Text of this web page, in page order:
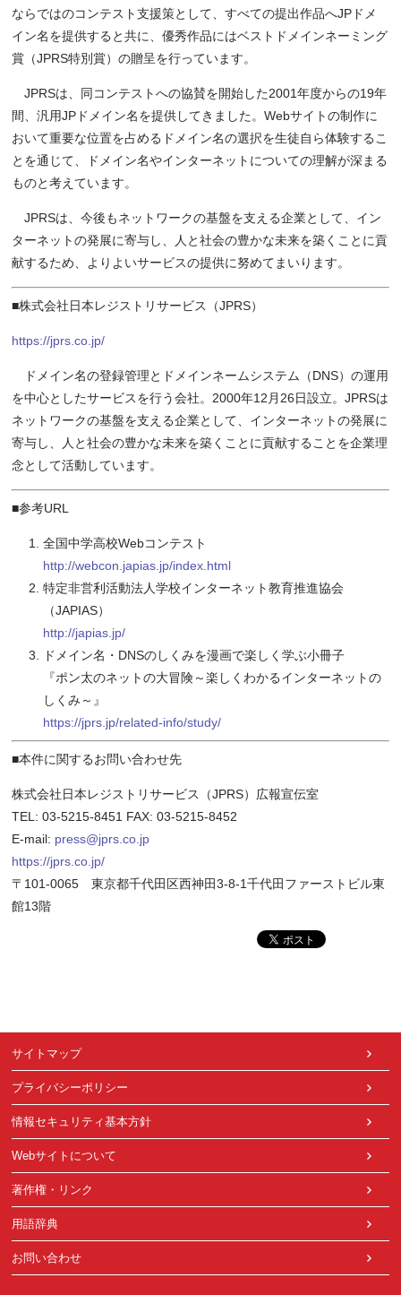
ならではのコンテスト支援策として、すべての提出作品へJPドメ
イン名を提供すると共に、優秀作品にはベストドメインネーミング
賞（JPRS特別賞）の贈呈を行っています。
JPRSは、同コンテストへの協賛を開始した2001年度からの19年
間、汎用JPドメイン名を提供してきました。Webサイトの制作に
おいて重要な位置を占めるドメイン名の選択を生徒自ら体験するこ
とを通じて、ドメイン名やインターネットについての理解が深まる
ものと考えています。
JPRSは、今後もネットワークの基盤を支える企業として、イン
ターネットの発展に寄与し、人と社会の豊かな未来を築くことに貢
献するため、よりよいサービスの提供に努めてまいります。
■株式会社日本レジストリサービス（JPRS）
https://jprs.co.jp/
ドメイン名の登録管理とドメインネームシステム（DNS）の運用
を中心としたサービスを行う会社。2000年12月26日設立。JPRSは
ネットワークの基盤を支える企業として、インターネットの発展に
寄与し、人と社会の豊かな未来を築くことに貢献することを企業理
念として活動しています。
■参考URL
全国中学高校Webコンテスト
http://webcon.japias.jp/index.html
特定非営利活動法人学校インターネット教育推進協会
（JAPIAS）
http://japias.jp/
ドメイン名・DNSのしくみを漫画で楽しく学ぶ小冊子
『ポン太のネットの大冒険～楽しくわかるインターネットの
しくみ～』
https://jprs.jp/related-info/study/
■本件に関するお問い合わせ先
株式会社日本レジストリサービス（JPRS）広報宣伝室
TEL: 03-5215-8451 FAX: 03-5215-8452
E-mail: press@jprs.co.jp
https://jprs.co.jp/
〒101-0065 東京都千代田区西神田3-8-1千代田ファーストビル東
館13階
サイトマップ
プライバシーポリシー
情報セキュリティ基本方針
Webサイトについて
著作権・リンク
用語辞典
お問い合わせ